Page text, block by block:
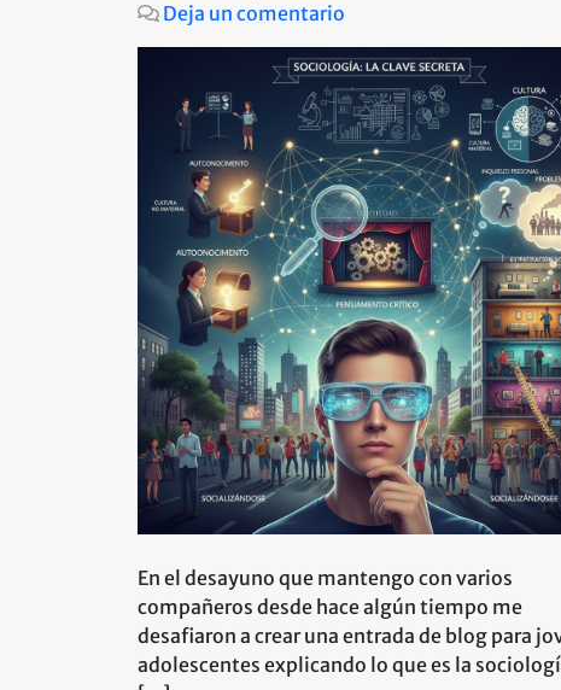
Deja un comentario
¿Qué
es
la
sociología?
En el desayuno que mantengo con varios
compañeros desde hace algún tiempo me
desafiaron a crear una entrada de blog para
adolescentes explicando lo que es la